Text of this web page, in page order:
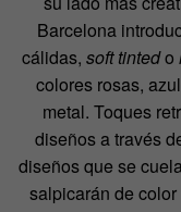
Barcelona
cálidas, soft tintedo
colores rosas,
metal. Toques
diseños a través
diseños que se
salpicarán de